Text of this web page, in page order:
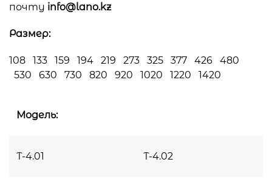
почту info@lano.kz
Размер:
108 133 159 194 219 273 325 377 426 480
530 630 730 820 920 1020 1220 1420
Модель:
Т-4.01 Т-4.02